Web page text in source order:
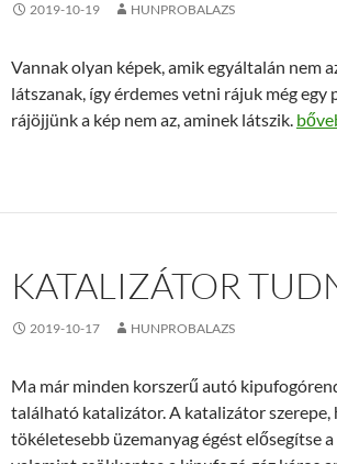
2019-10-19 HUNPROBALAZS
Vannak olyan képek, amik egyáltalán nem
látszanak, így érdemes vetni rájuk még egy
rájöjjünk a kép nem az, aminek látszik.
KATALIZÁTOR
2019-10-17 HUNPROBALAZS
Ma már minden korszerű autó
található katalizátor. A katalizátor szerepe,
tökéletesebb üzemanyag égést elősegítse